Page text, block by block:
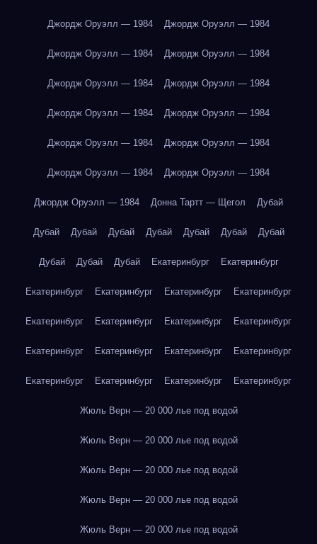
Джордж Оруэлл — 1984 Джордж Оруэлл — 1984
Джордж Оруэлл — 1984 Джордж Оруэлл — 1984
Джордж Оруэлл — 1984 Джордж Оруэлл — 1984
Джордж Оруэлл — 1984 Джордж Оруэлл — 1984
Джордж Оруэлл — 1984 Джордж Оруэлл — 1984
Джордж Оруэлл — 1984 Джордж Оруэлл — 1984
Джордж Оруэлл — 1984 Донна Тартт — Щегол Дубай
Дубай Дубай Дубай Дубай Дубай Дубай Дубай
Дубай Дубай Дубай Екатеринбург Екатеринбург
Екатеринбург Екатеринбург Екатеринбург Екатеринбург
Екатеринбург Екатеринбург Екатеринбург Екатеринбург
Екатеринбург Екатеринбург Екатеринбург Екатеринбург
Екатеринбург Екатеринбург Екатеринбург Екатеринбург
Жюль Верн — 20 000 лье под водой
Жюль Верн — 20 000 лье под водой
Жюль Верн — 20 000 лье под водой
Жюль Верн — 20 000 лье под водой
Жюль Верн — 20 000 лье под водой